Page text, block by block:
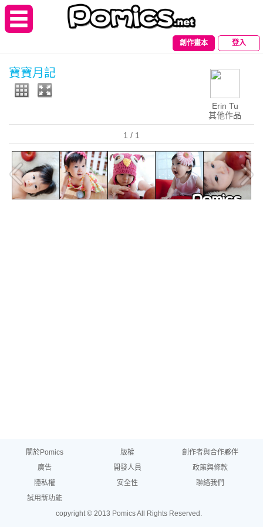
創作畫本 登入
寶寶月記
Erin Tu
其他作品
1 / 1
關於Pomics 版權
創作者與合作夥伴
廣告
開發人員
政策與條款
隱私權
安全性
聯絡我們
試用新功能
copyright © 2013 Pomics All Rights Reserved.